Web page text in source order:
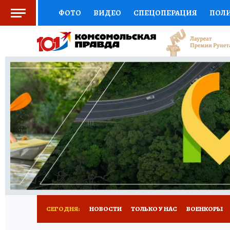
ФОТО ВИДЕО СПЕЦОПЕРАЦИЯ
СОЦПОДДЕРЖКА НАУКА СПОРТ
ВЫБОР ЭКСПЕРТОВ ДОКТОР
КНИЖНАЯ ПОЛКА ПРОГНОЗЫ НА СПОРТ
ПРЕСС-ЦЕНТР НЕДВИЖИМОСТЬ
РАДИО КП РЕКЛАМА ТЕСТЫ НОВОЕ
СЕГОДНЯ: НОВОСТИ ТОЛЬКО У НАС ВОЕНКОРЫ